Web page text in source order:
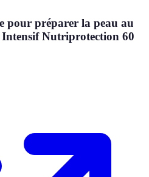
pour préparer la peau au
Nutriprotection 60